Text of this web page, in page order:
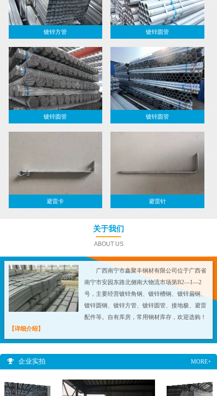
镀锌方管 镀锌圆管
镀锌圆管 镀锌圆管
避雷卡 避雷针
关于我们
ABOUT US
广西南宁市鑫聚丰钢材有限公司位于广西省
南宁市安园东路北侧南大物流市场第B2—1—2
号，主要经营镀锌角钢、镀锌槽钢、镀锌扁钢、
镀锌圆钢、镀锌方管、镀锌圆管、接地极、避雷
配件等。自有库房，常用钢材库存，欢迎选购！
【详细介绍】
企业实拍 MORE+